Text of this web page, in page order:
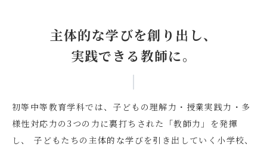
主体的な学びを創り出し、
実践できる教師に。
初等中等教育学科では、子どもの理解力・授業実践力・多
様性対応力の3つの力に裏打ちされた「教師力」を発揮
し、
子どもたちの主体的な学びを引き出していく小学校、